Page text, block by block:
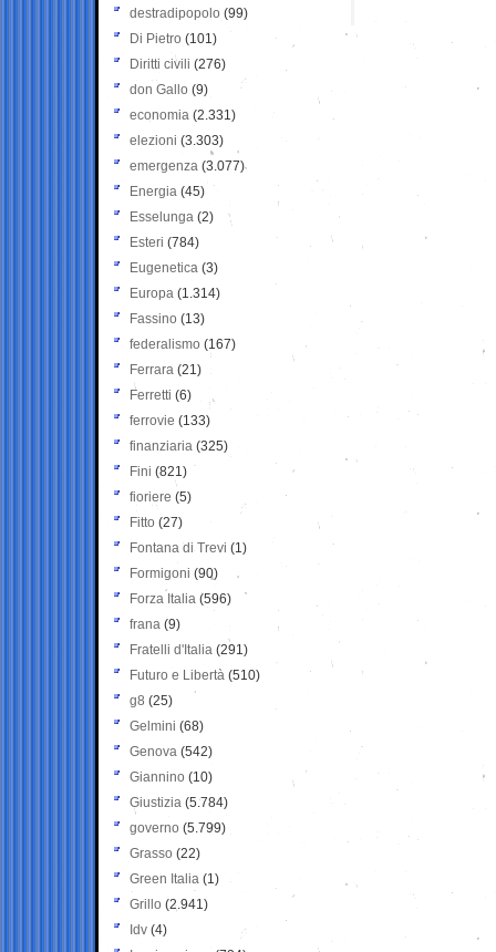
destradipopolo (99)
Di Pietro (101)
Diritti civili (276)
don Gallo (9)
economia (2.331)
elezioni (3.303)
emergenza (3.077)
Energia (45)
Esselunga (2)
Esteri (784)
Eugenetica (3)
Europa (1.314)
Fassino (13)
federalismo (167)
Ferrara (21)
Ferretti (6)
ferrovie (133)
finanziaria (325)
Fini (821)
fioriere (5)
Fitto (27)
Fontana di Trevi (1)
Formigoni (90)
Forza Italia (596)
frana (9)
Fratelli d'Italia (291)
Futuro e Libertà (510)
g8 (25)
Gelmini (68)
Genova (542)
Giannino (10)
Giustizia (5.784)
governo (5.799)
Grasso (22)
Green Italia (1)
Grillo (2.941)
Idv (4)